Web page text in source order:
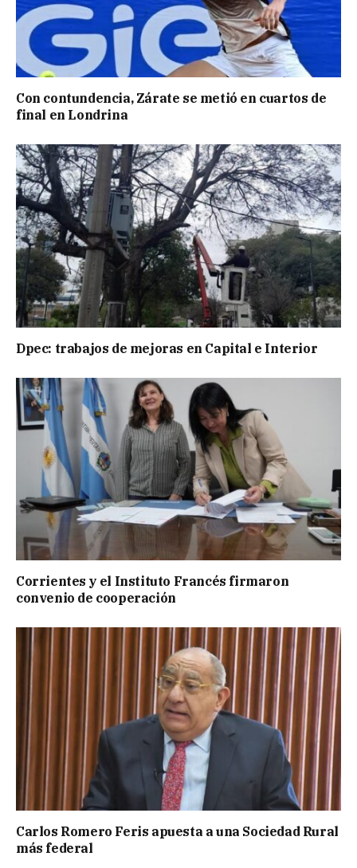
Con contundencia, Zárate se metió en cuartos de
final en Londrina
Dpec: trabajos de mejoras en Capital e Interior
Corrientes y el Instituto Francés firmaron
convenio de cooperación
Carlos Romero Feris apuesta a una Sociedad Rural
más federal